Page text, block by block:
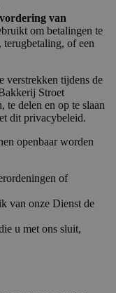
van
om betalingen te
of een
verstrekken tijdens de
Stroet
te delen en op te slaan
dit privacybeleid.
openbaar worden
of
van onze Dienst de
u met ons sluit,